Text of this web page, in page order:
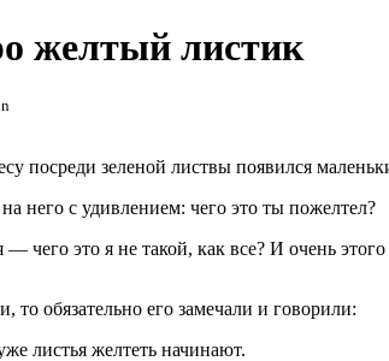
желтый листик
посреди зеленой листвы появился
него с удивлением: чего это ты пожелтел?
чего это я не такой, как все? И очень
обязательно его замечали и говорили:
листья желтеть начинают.